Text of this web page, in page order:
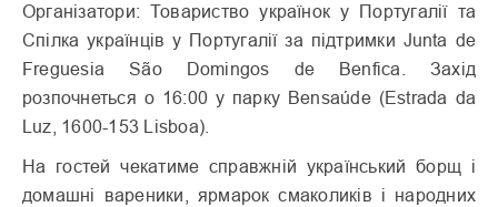
Організатори: Товариство українок у Португалії та
Спілка українців у Португалії за підтримки Junta de
Freguesia São Domingos de Benfica. Захід
розпочнеться о 16:00 у парку Bensaúde (Estrada da
Luz, 1600-153 Lisboa).
На гостей чекатиме справжній український борщ і
домашні вареники, ярмарок смаколиків і народних